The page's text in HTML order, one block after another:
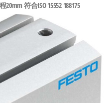
20mm 符合ISO 15552 188175